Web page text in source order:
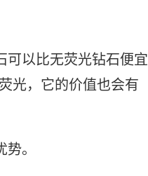
可以比无荧光钻石便宜
光，它的价值也会有
。